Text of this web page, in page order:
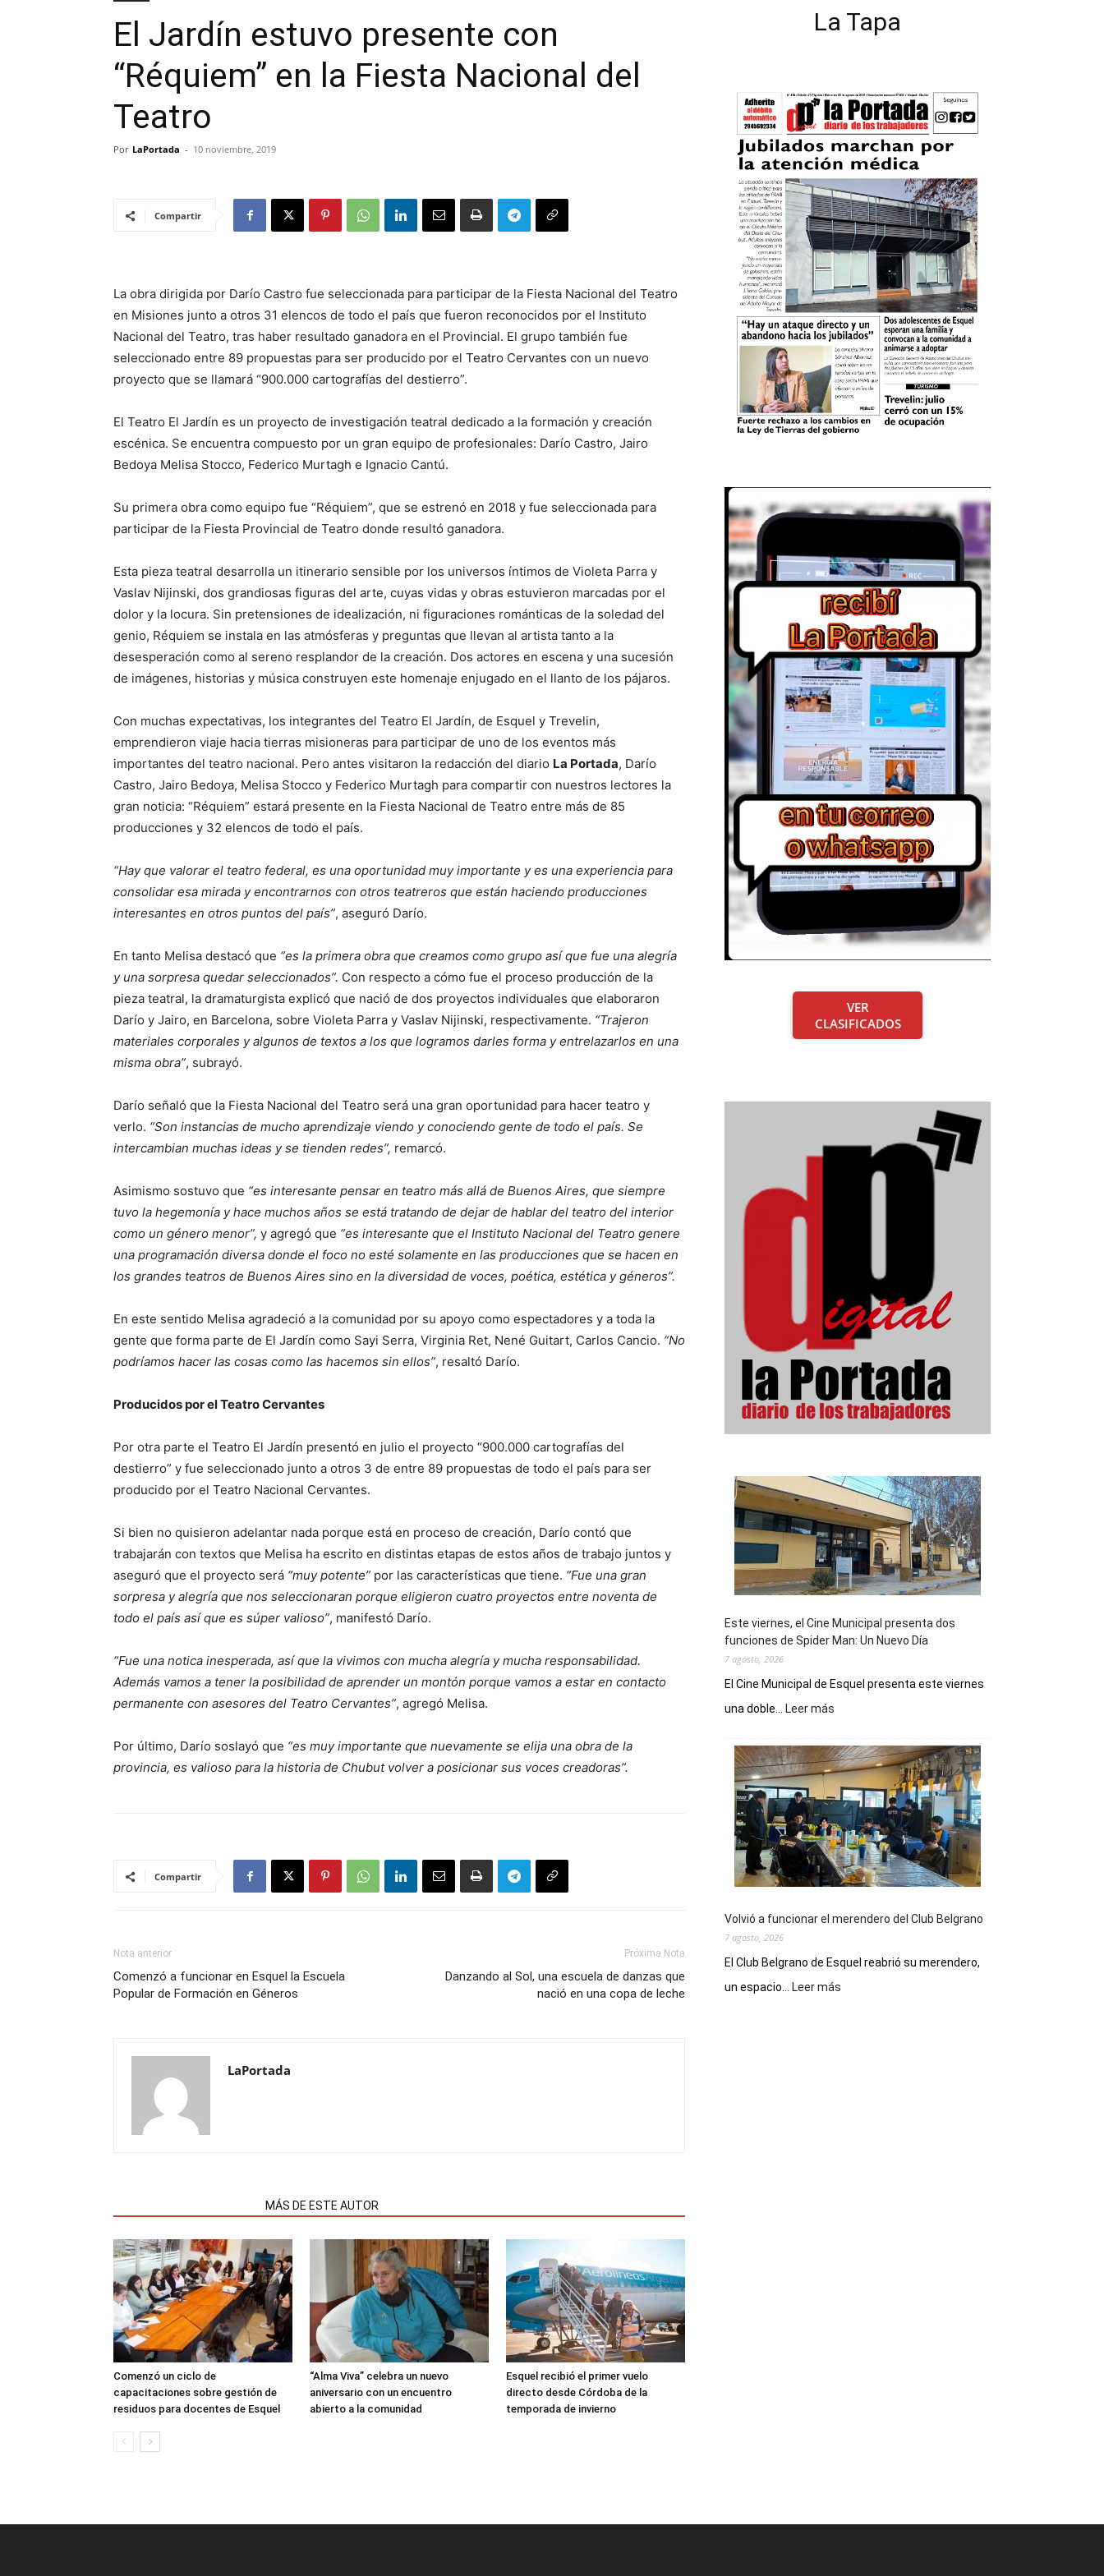
El Jardín estuvo presente con
“Réquiem” en la Fiesta Nacional del
Teatro
Por LaPortada - 10 noviembre, 2019
Compartir
La obra dirigida por Darío Castro fue seleccionada para participar de la Fiesta Nacional del Teatro
en Misiones junto a otros 31 elencos de todo el país que fueron reconocidos por el Instituto
Nacional del Teatro, tras haber resultado ganadora en el Provincial. El grupo también fue
seleccionado entre 89 propuestas para ser producido por el Teatro Cervantes con un nuevo
proyecto que se llamará “900.000 cartografías del destierro”.
El Teatro El Jardín es un proyecto de investigación teatral dedicado a la formación y creación
escénica. Se encuentra compuesto por un gran equipo de profesionales: Darío Castro, Jairo
Bedoya Melisa Stocco, Federico Murtagh e Ignacio Cantú.
Su primera obra como equipo fue “Réquiem”, que se estrenó en 2018 y fue seleccionada para
participar de la Fiesta Provincial de Teatro donde resultó ganadora.
Esta pieza teatral desarrolla un itinerario sensible por los universos íntimos de Violeta Parra y
Vaslav Nijinski, dos grandiosas figuras del arte, cuyas vidas y obras estuvieron marcadas por el
dolor y la locura. Sin pretensiones de idealización, ni figuraciones románticas de la soledad del
genio, Réquiem se instala en las atmósferas y preguntas que llevan al artista tanto a la
desesperación como al sereno resplandor de la creación. Dos actores en escena y una sucesión
de imágenes, historias y música construyen este homenaje enjugado en el llanto de los pájaros.
Con muchas expectativas, los integrantes del Teatro El Jardín, de Esquel y Trevelin,
emprendieron viaje hacia tierras misioneras para participar de uno de los eventos más
importantes del teatro nacional. Pero antes visitaron la redacción del diario La Portada, Darío
Castro, Jairo Bedoya, Melisa Stocco y Federico Murtagh para compartir con nuestros lectores la
gran noticia: “Réquiem” estará presente en la Fiesta Nacional de Teatro entre más de 85
producciones y 32 elencos de todo el país.
“Hay que valorar el teatro federal, es una oportunidad muy importante y es una experiencia para
consolidar esa mirada y encontrarnos con otros teatreros que están haciendo producciones
interesantes en otros puntos del país”, aseguró Darío.
En tanto Melisa destacó que “es la primera obra que creamos como grupo así que fue una alegría
y una sorpresa quedar seleccionados”. Con respecto a cómo fue el proceso producción de la
pieza teatral, la dramaturgista explicó que nació de dos proyectos individuales que elaboraron
Darío y Jairo, en Barcelona, sobre Violeta Parra y Vaslav Nijinski, respectivamente. “Trajeron
materiales corporales y algunos de textos a los que logramos darles forma y entrelazarlos en una
misma obra”, subrayó.
Darío señaló que la Fiesta Nacional del Teatro será una gran oportunidad para hacer teatro y
verlo. “Son instancias de mucho aprendizaje viendo y conociendo gente de todo el país. Se
intercambian muchas ideas y se tienden redes”, remarcó.
Asimismo sostuvo que “es interesante pensar en teatro más allá de Buenos Aires, que siempre
tuvo la hegemonía y hace muchos años se está tratando de dejar de hablar del teatro del interior
como un género menor”, y agregó que “es interesante que el Instituto Nacional del Teatro genere
una programación diversa donde el foco no esté solamente en las producciones que se hacen en
los grandes teatros de Buenos Aires sino en la diversidad de voces, poética, estética y géneros”.
En este sentido Melisa agradeció a la comunidad por su apoyo como espectadores y a toda la
gente que forma parte de El Jardín como Sayi Serra, Virginia Ret, Nené Guitart, Carlos Cancio. “No
podríamos hacer las cosas como las hacemos sin ellos”, resaltó Darío.
Producidos por el Teatro Cervantes
Por otra parte el Teatro El Jardín presentó en julio el proyecto “900.000 cartografías del
destierro” y fue seleccionado junto a otros 3 de entre 89 propuestas de todo el país para ser
producido por el Teatro Nacional Cervantes.
Si bien no quisieron adelantar nada porque está en proceso de creación, Darío contó que
trabajarán con textos que Melisa ha escrito en distintas etapas de estos años de trabajo juntos y
aseguró que el proyecto será “muy potente” por las características que tiene. “Fue una gran
sorpresa y alegría que nos seleccionaran porque eligieron cuatro proyectos entre noventa de
todo el país así que es súper valioso”, manifestó Darío.
“Fue una notica inesperada, así que la vivimos con mucha alegría y mucha responsabilidad.
Además vamos a tener la posibilidad de aprender un montón porque vamos a estar en contacto
permanente con asesores del Teatro Cervantes”, agregó Melisa.
Por último, Darío soslayó que “es muy importante que nuevamente se elija una obra de la
provincia, es valioso para la historia de Chubut volver a posicionar sus voces creadoras”.
Compartir
Nota anterior
Comenzó a funcionar en Esquel la Escuela
Popular de Formación en Géneros
Próxima Nota
Danzando al Sol, una escuela de danzas que
nació en una copa de leche
LaPortada
MÁS DE ESTE AUTOR
Comenzó un ciclo de
capacitaciones sobre gestión de
residuos para docentes de Esquel
“Alma Viva” celebra un nuevo
aniversario con un encuentro
abierto a la comunidad
Esquel recibió el primer vuelo
directo desde Córdoba de la
temporada de invierno
La Tapa
VER
CLASIFICADOS
Este viernes, el Cine Municipal presenta dos
funciones de Spider Man: Un Nuevo Día
7 agosto, 2026
El Cine Municipal de Esquel presenta este viernes
una doble...
Leer más
el
Cine
Municipal
presenta
dos
funciones
de
Spider
Un
Volvió a funcionar el merendero del Club Belgrano
7 agosto, 2026
El Club Belgrano de Esquel reabrió su merendero,
un espacio...
Leer más